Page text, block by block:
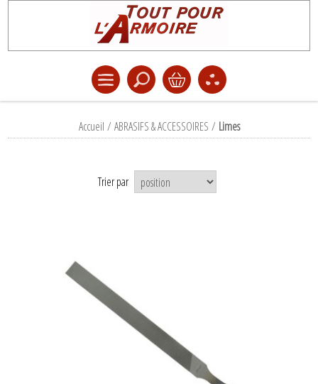
Accueil / ABRASIFS & ACCESSOIRES / Limes
Trier par